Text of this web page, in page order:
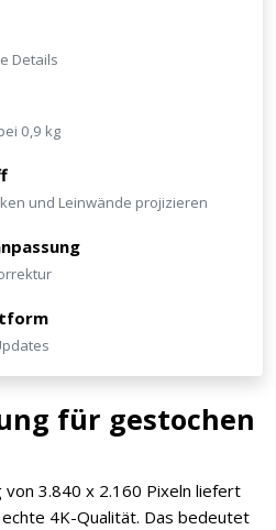
Details
0,9 kg
und Leinwände projizieren
für gestochen
3.840 x 2.160 Pixeln liefert
4K-Qualität. Das bedeutet